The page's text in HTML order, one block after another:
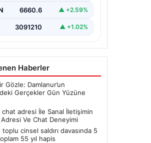
birçok…
6660.6 ▲ +2.59%
3091210 ▲ +1.02%
Haberler
Gözle: Damlanur’un
Gerçekler Gün Yüzüne
chat adresi İle Sanal İletişimin
Ve Chat Deneyimi
toplu cinsel saldırı davasında 5
55 yıl hapis